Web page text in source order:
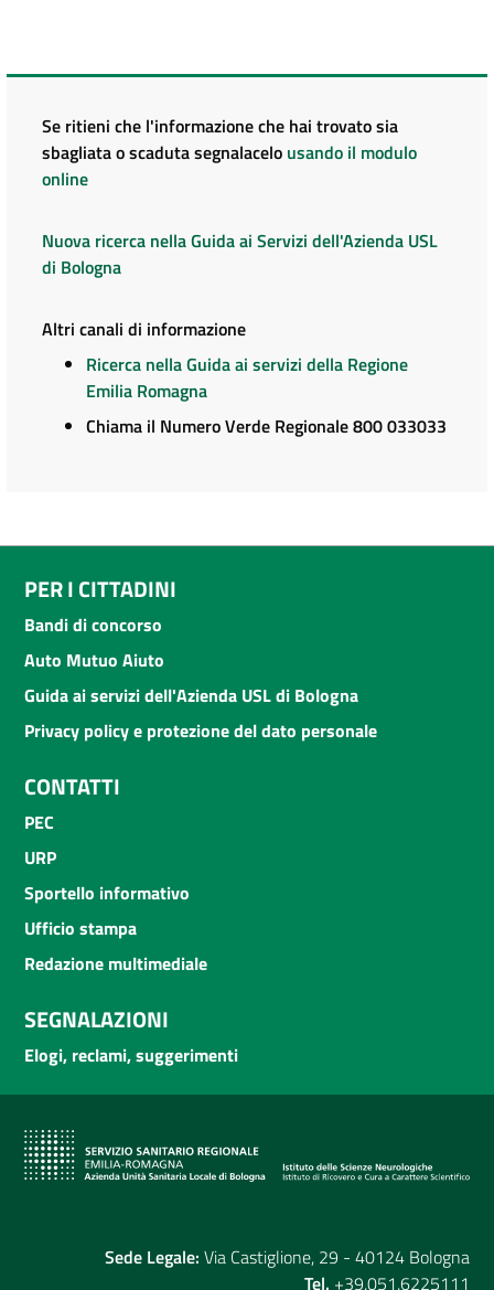
Se ritieni che l'informazione che hai trovato sia
sbagliata o scaduta segnalacelo usando il modulo
online
Nuova ricerca nella Guida ai Servizi dell'Azienda USL
di Bologna
Altri canali di informazione
Ricerca nella Guida ai servizi della Regione
Emilia Romagna
Chiama il Numero Verde Regionale 800 033033
PER I CITTADINI
Bandi di concorso
Auto Mutuo Aiuto
Guida ai servizi dell'Azienda USL di Bologna
Privacy policy e protezione del dato personale
CONTATTI
PEC
URP
Sportello informativo
Ufficio stampa
Redazione multimediale
SEGNALAZIONI
Elogi, reclami, suggerimenti
Sede Legale: Via Castiglione, 29 - 40124 Bologna
Tel. +39.051.6225111